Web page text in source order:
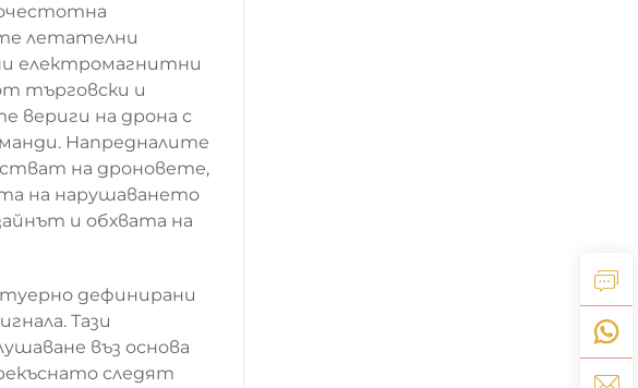
летателни
електромагнитни
търговски и
вериги на дрона с
Напредналите
на дроновете,
на нарушаването
и обхвата на
дефинирани
Тази
въз основа
следят